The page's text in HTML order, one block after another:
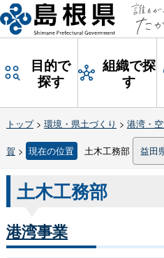
目的で
探す
組織で探
す
トップ> 環境・県土づくり > 港湾・
賀 > 現在の位置 土木工務部 益田
土木工務部
港湾事業